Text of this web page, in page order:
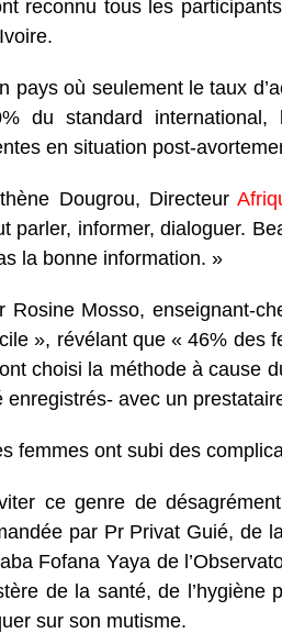
reconnu tous les
pays où seulement le taux
du standard
en situation post-
Dougrou, Directeur
parler, informer, dialoguer.
la bonne information. »
Rosine Mosso, enseignant-
», révélant que « 46% des
choisi la méthode à cause
enregistrés- avec un
femmes ont subi des
ce genre de
par Pr Privat Guié, de
Fofana Yaya de
de la santé, de l’hygiène
sur son mutisme.